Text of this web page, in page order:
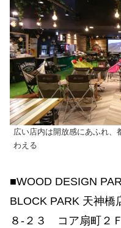
広い店内は開放感にあふれ、
わえる
■WOOD DESIGN
BLOCK PARK 天神橋
８-２３ コア扇町２